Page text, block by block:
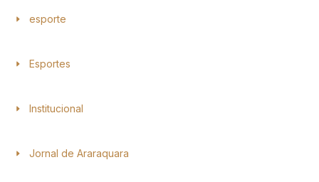
esporte
Esportes
Institucional
Jornal de Araraquara